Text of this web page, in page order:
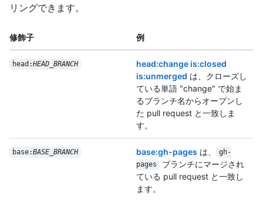
リングできます。
修飾子 例
head:HEAD_BRANCH
head:change is:closed
is:unmerged は、クローズし
ている単語 "change" で始ま
るブランチ名からオープンし
た pull request と一致しま
す。
base:BASE_BRANCH base:gh-pages は、
gh-
pages
ブランチにマージされ
ている pull request と一致し
ます。